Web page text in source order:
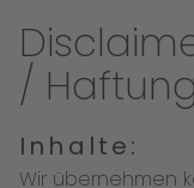
/
Inhalte:
Wir übernehmen